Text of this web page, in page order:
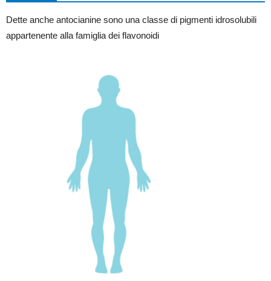
Dette anche antocianine sono una classe di pigmenti idrosolubili
appartenente alla famiglia dei flavonoidi